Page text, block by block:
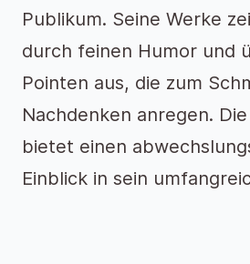
Publikum. Seine Werke
durch feinen Humor und
Pointen aus, die zum
Nachdenken anregen.
bietet einen
Einblick in sein